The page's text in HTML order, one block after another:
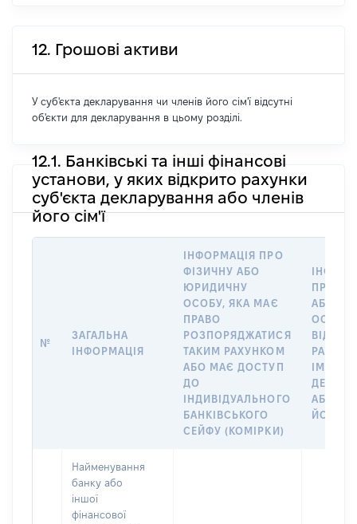
12. Грошові активи
У суб'єкта декларування чи членів його сім'ї відсутні
об'єкти для декларування в цьому розділі.
12.1. Банківські та інші фінансові
установи, у яких відкрито рахунки
суб'єкта декларування або членів
його сім'ї
№
ЗАГАЛЬНА
ІНФОРМАЦІЯ
ІНФОРМАЦІЯ ПРО
ФІЗИЧНУ АБО
ЮРИДИЧНУ
ОСОБУ, ЯКА МАЄ
ПРАВО
РОЗПОРЯДЖАТИСЯ
ТАКИМ РАХУНКОМ
АБО МАЄ ДОСТУП
ДО
ІНДИВІДУАЛЬНОГО
БАНКІВСЬКОГО
СЕЙФУ (КОМІРКИ)
ПРО
АБО
ОСОБУ,
ІМ’Я
АБО
ЙОГО
Найменування
банку або
іншої
фінансової